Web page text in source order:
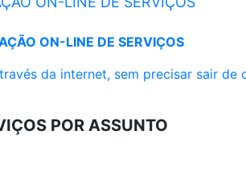
ON-LINE DE SERVIÇOS
da internet, sem precisar sair de
POR ASSUNTO